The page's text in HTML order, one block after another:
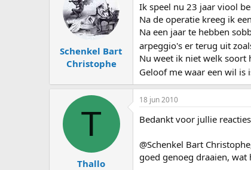
Schenkel Bart
Christophe
Ik speel nu 23 jaar viool
Na de operatie kreeg ik
Na een jaar te hebben
arpeggio's er terug uit
Nu weet ik niet welk soort
Geloof me waar een wil is
T
Thallo
18 jun 2010
Bedankt voor jullie
@Schenkel Bart
goed genoeg draaien,